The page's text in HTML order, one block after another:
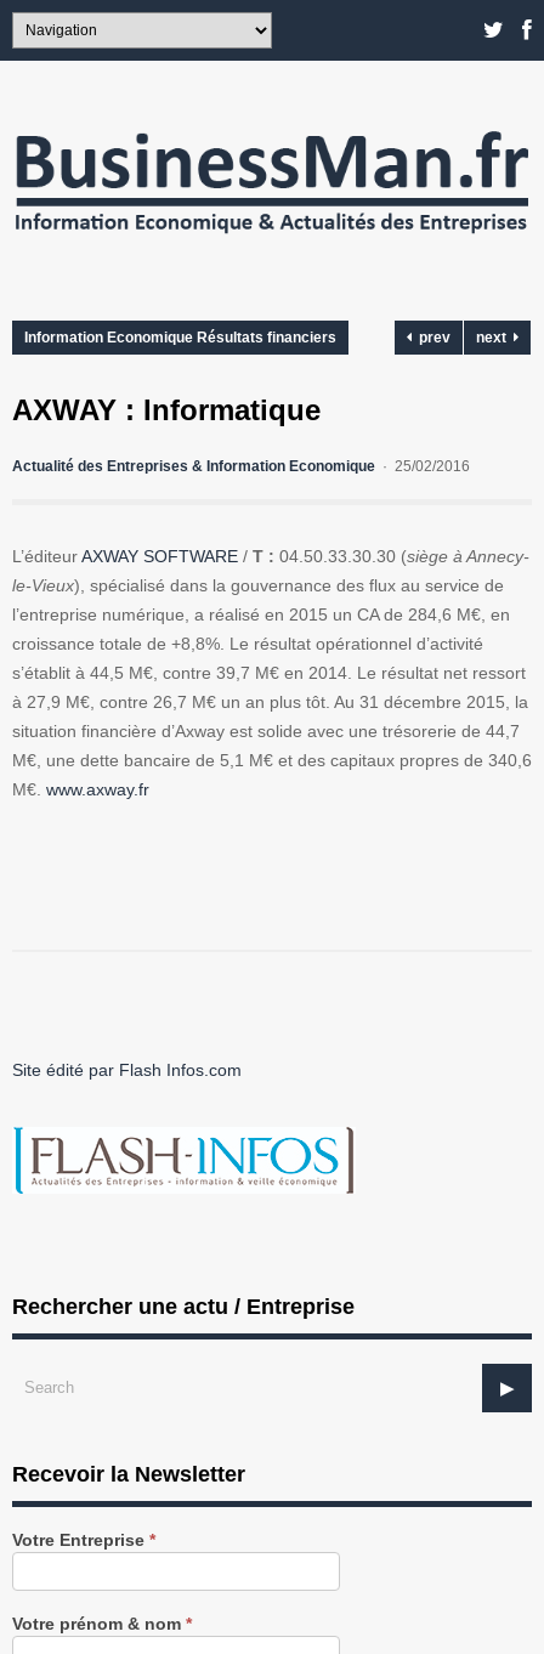
Information Economique Résultats financiers prev next
AXWAY : Informatique
Actualité des Entreprises & Information Economique 25/02/2016
L’éditeurAXWAY SOFTWARE / T : 04.50.33.30.30 (siège à Annecy-
le-Vieux), spécialisé dans la gouvernance des flux au service de
l’entreprise numérique, a réalisé en 2015 un CA de 284,6 M€, en
croissance totale de +8,8%. Le résultat opérationnel d’activité
s’établit à 44,5 M€, contre 39,7 M€ en 2014. Le résultat net ressort
à 27,9 M€, contre 26,7 M€ un an plus tôt. Au 31 décembre 2015, la
situation financière d’Axway est solide avec une trésorerie de 44,7
M€, une dette bancaire de 5,1 M€ et des capitaux propres de 340,6
M€. www.axway.fr
Site édité par Flash Infos.com
Rechercher une actu / Entreprise
Recevoir la Newsletter
Recevez
notre
gratuitement
Votre Entreprise *
Votre prénom & nom *